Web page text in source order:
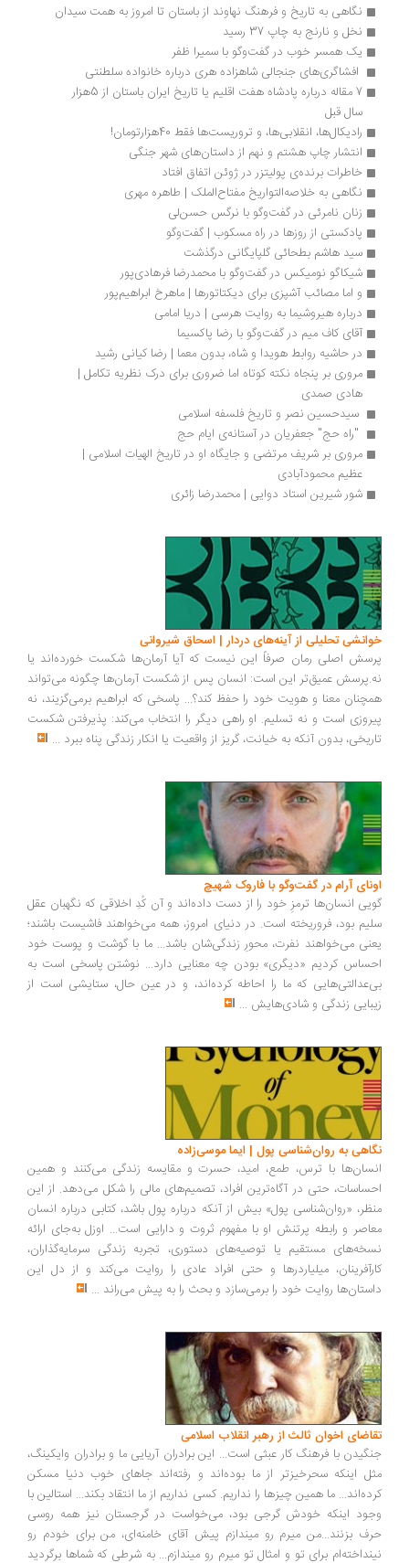
نگاهی به تاریخ و فرهنگ نهاوند از باستان تا امروز به همت سیدان
نخل و نارنج به چاپ 37 رسید
یک همسر خوب در گفت‌وگو با سمیرا ظفر
افشاگری‌های جنجالی شاهزاده هری درباره خانواده سلطنتی
7 مقاله درباره پادشاه هفت اقلیم یا تاریخ ایران باستان از 5هزار
سال قبل
رادیکال‌ها، انقلابی‌ها، و تروریست‌ها فقط 40هزارتومان!
انتشار چاپ هشتم و نهم از داستان‌های شهر جنگی
خاطرات برنده‌ی پولیتزر در ژوئن اتفاق افتاد
نگاهی به خلاصه‌التواریخ مفتاح‌الملک | طاهره مهری
زنان نامرئی در گفت‌وگو با نرگس حسن‌لی
پادکستی از روزها در راه مسکوب | گفت‌وگو
سید هاشم بطحائی گلپایگانی درگذشت
شیکاگو نومیکس در گفت‌وگو با محمدرضا فرهادی‌پور
و اما مصائب آشپزی برای دیکتاتورها | ماهرخ ابراهیم‌پور
درباره هیروشیما به روایت هرسی | دریا امامی
آقای کاف میم در گفت‌وگو با رضا پاکسیما
در حاشیه روابط هویدا و شاه، بدون معما | رضا کیانی رشید
هادی صمدی
سیدحسین نصر و تاریخ فلسفه اسلامی
"راه حج" جعفریان در آستانه‌ی ایام حج
مروری بر شریف مرتضی و جایگاه او در تاریخ الهیات اسلامی |
عظیم محمودآبادی
شور شیرین استاد دوایی | محمدرضا زائری
تحلیلی از آینه‌های دردار | اسحاق شیروانی
اصلی رمان صرفاً این نیست که آیا آرمان‌ها شکست خورده‌اند یا
عمیق‌تر این است: انسان پس از شکست آرمان‌ها چگونه می‌تواند
معنا و هویت خود را حفظ کند؟... پاسخی که ابراهیم برمی‌گزیند، نه
است و نه تسلیم. او راهی دیگر را انتخاب می‌کند: پذیرفتن شکست
بدون آنکه به خیانت، گریز از واقعیت یا انکار زندگی پناه ببرد...
آرام در گفت‌وگو با فاروک شهیچ‭
انسان‌ها ترمزِ خود را از دست داده‌اند و آن کُدِ اخلاقی که نگهبان عقل
بود، فروریخته است. در دنیای امروز، همه می‌خواهند فاشیست باشند؛
می‌خواهند نفرت، محورِ زندگی‌شان باشد... ما با گوشت و پوست خود
کردیم «دیگری» بودن چه معنایی دارد... نوشتن پاسخی است به
که ما را احاطه کرده‌اند، و در عین حال، ستایشی است از
زندگی و شادی‌هایش...
به روان‌شناسی پول | ایما موسی‌زاده
با ترس، طمع، امید، حسرت و مقایسه زندگی می‌کنند و همین
حتی در آگاه‌ترین افراد، تصمیم‌های مالی را شکل می‌دهد. از این
«روان‌شناسی پول» بیش از آنکه درباره پول باشد، کتابی درباره انسان
و رابطه پرتنش او با مفهوم ثروت و دارایی است... اوزل به‌جای ارائه
مستقیم یا توصیه‌های دستوری، تجربه زندگی سرمایه‌گذاران،
میلیاردرها و حتی افراد عادی را روایت می‌کند و از دل این
روایت خود را برمی‌سازد و بحث را به پیش می‌راند ...
اخوان ثالث از رهبر انقلاب اسلامی
با فرهنگ کار عبثی است... این برادران آریایی ما و برادران وایکینگ،
اینکه سحرخیزتر از ما بوده‌اند و رفته‌اند جاهای خوب دنیا مسکن
ما همین چیزها را نداریم. کسی نداریم از ما انتقاد بکند... استالین با
اینکه خودش گرجی بود، می‌خواست در گرجستان نیز همه روسی
بزنند...من میرم رو میندازم پیش آقای خامنه‌ای، من برای خودم رو
برای تو و امثال تو میرم رو میندازم... به شرطی که شماها برگردید